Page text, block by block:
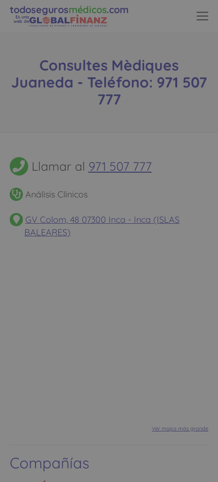
todosegurosmédicos.com
Es una
web de
Consultes Mèdiques
Juaneda - Teléfono: 971 507
777
Llamar al 971 507 777
Análisis Clínicos
GV Colom, 48 07300 Inca - Inca (ISLAS
BALEARES)
Ver mapa más grande
Compañías